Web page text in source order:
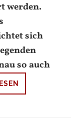
werden.
sich
so auch